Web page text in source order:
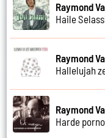
Raymond
Haile
Raymond
Hallelujah
Raymond
Harde porno